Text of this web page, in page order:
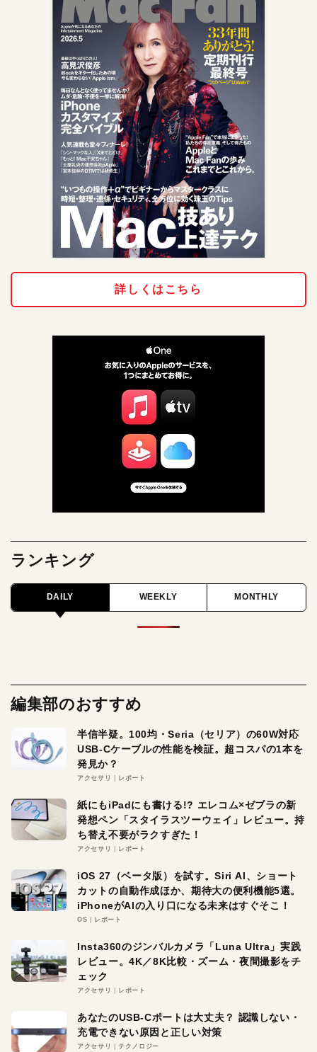
詳しくはこちら
ランキング
DAILY WEEKLY MONTHLY
編集部のおすすめ
半信半疑。100均・Seria（セリア）の60W対応
USB-Cケーブルの性能を検証。超コスパの1本を
発見か？
アクセサリ レポート
紙にもiPadにも書ける!? エレコム×ゼブラの新
発想ペン「スタイラスツーウェイ」レビュー。持
ち替え不要がラクすぎた！
アクセサリ レポート
iOS 27（ベータ版）を試す。Siri AI、ショート
カットの自動作成ほか、期待大の便利機能5選。
iPhoneがAIの入り口になる未来はすぐそこ！
OS レポート
Insta360のジンバルカメラ「Luna Ultra」実践
レビュー。4K／8K比較・ズーム・夜間撮影をチ
ェック
アクセサリ レポート
あなたのUSB-Cポートは大丈夫？ 認識しない・
充電できない原因と正しい対策
アクセサリ テクノロジー